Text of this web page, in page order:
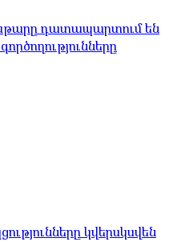
դատապարտում են
կվերսկսվեն